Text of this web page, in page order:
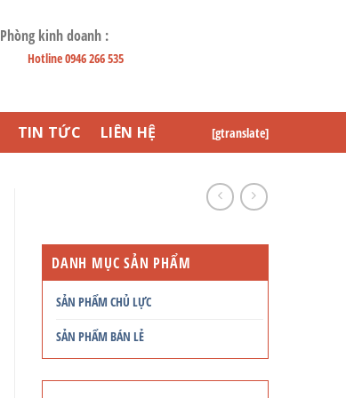
Phòng kinh doanh :
Hotline 0946 266 535
TIN TỨC LIÊN HỆ [gtranslate]
DANH MỤC SẢN PHẨM
SẢN PHẨM CHỦ LỰC
SẢN PHẨM BÁN LẺ